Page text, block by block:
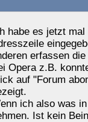
habe es jetzt
erfassen
Opera z.B.
auf "Forum
ich also was
Ist kein